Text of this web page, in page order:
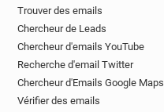
Trouver des emails
Chercheur de Leads
Chercheur d'emails YouTube
Recherche d'email Twitter
Chercheur d'Emails Google Maps
Vérifier des emails